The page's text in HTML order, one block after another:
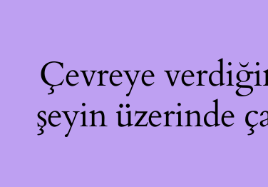
Çevreye
şeyin üzerinde